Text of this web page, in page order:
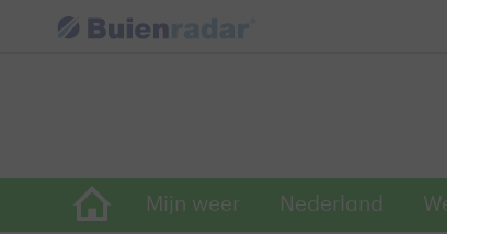
Mijn weer Nederland